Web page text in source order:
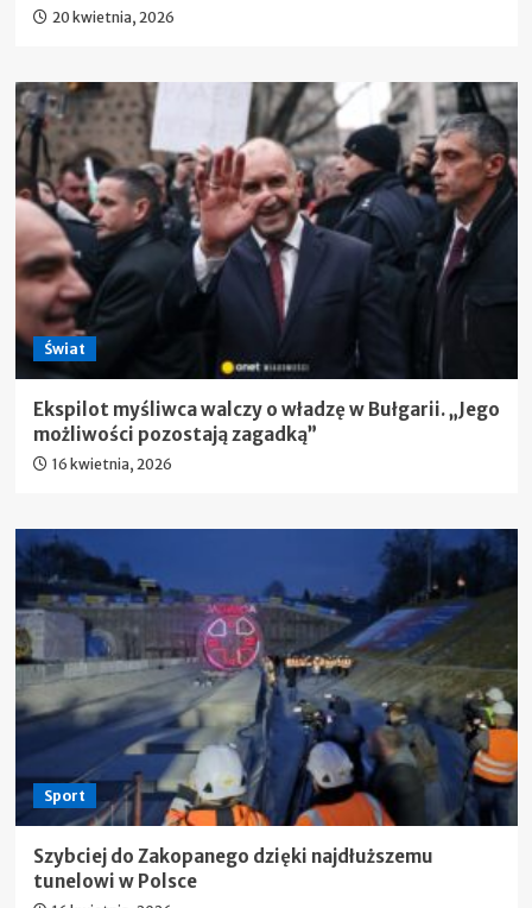
20 kwietnia, 2026
Świat
Ekspilot myśliwca walczy o władzę w Bułgarii. „Jego
możliwości pozostają zagadką”
16 kwietnia, 2026
Sport
Szybciej do Zakopanego dzięki najdłuższemu
tunelowi w Polsce